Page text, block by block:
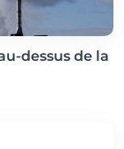
dessus de la